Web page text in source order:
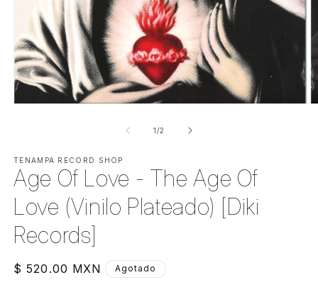
una
ventana
modal
1/de
2
TENAMPA RECORD SHOP
Age Of Love - The Age Of
Love (Vinilo Plateado) [Diki
Records]
Precio
$ 520.00 MXN Agotado